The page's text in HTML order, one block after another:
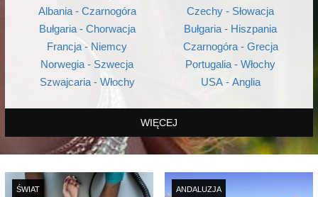
Albania - Czarnogóra
Bułgaria - Chorwacja
Francja - Niemcy
Norwegia - Szwecja
Szwajcaria - Włochy
Czechy - Słowacja
Bułgaria - Hiszpania
Czarnogóra - Grecja
Portugalia - Włochy
USA - Anglia
WIĘCEJ
ŚWIAT ANDALUZJA